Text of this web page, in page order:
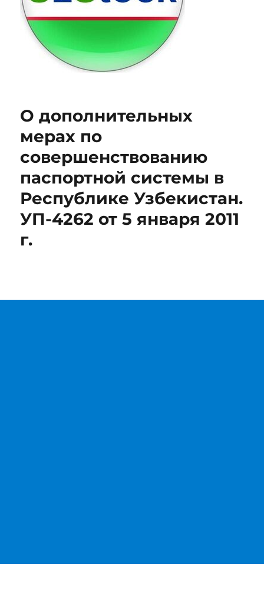
О дополнительных
мерах по
совершенствованию
паспортной системы в
Республике Узбекистан.
УП-4262 от 5 января 2011
г.